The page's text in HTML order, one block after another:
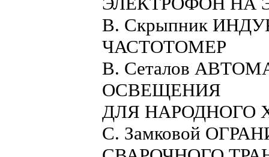
В. Скрыпник
ЧАСТОТОМЕР
В. Сеталов
ОСВЕЩЕНИЯ
ДЛЯ НАРОДНОГО
С. Замковой